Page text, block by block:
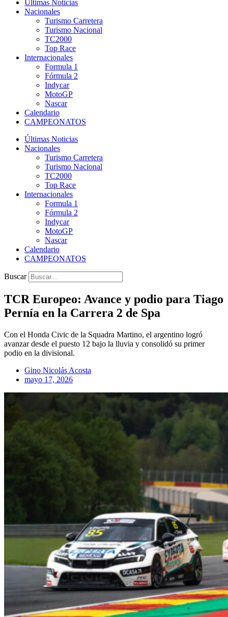
Últimas Noticias
Nacionales
Turismo Carretera
Turismo Nacional
TC2000
Top Race
Internacionales
Formula 1
Fórmula 2
Indycar
MotoGP
Nascar
Calendario
CAMPEONATOS
Últimas Noticias
Nacionales
Turismo Carretera
Turismo Nacional
TC2000
Top Race
Internacionales
Formula 1
Fórmula 2
Indycar
MotoGP
Nascar
Calendario
CAMPEONATOS
Buscar
TCR Europeo: Avance y podio para Tiago
Pernía en la Carrera 2 de Spa
Con el Honda Civic de la Squadra Martino, el argentino logró
avanzar desde el puesto 12 bajo la lluvia y consolidó su primer
podio en la divisional.
Gino Nicolás Acosta
mayo 17, 2026